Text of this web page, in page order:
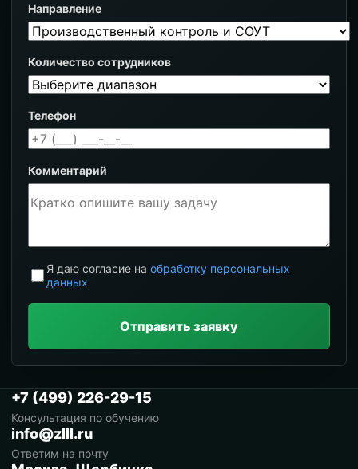
Направление
Количество сотрудников
Телефон
Комментарий
Я даю согласие на обработку персональных
данных
Отправить заявку
+7 (499) 226-29-15
Консультация по обучению
info@zlll.ru
Ответим на почту